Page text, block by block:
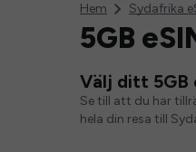
Hem Sydafrika
5GB
Välj ditt 5GB
Se till att du har
hela din resa till